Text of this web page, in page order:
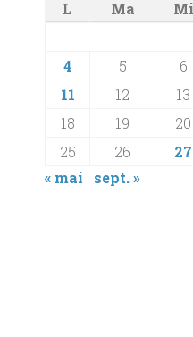
L
Ma Mi
4
5 6
11
12 13
18
19 20
25
26 27
« mai
sept. »